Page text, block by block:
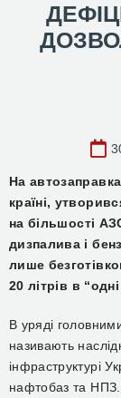
На
країні,
набільшості
дизпалива і
лише
20 літрів в
В уряді
називають
інфраструктурі
нафтобаз та